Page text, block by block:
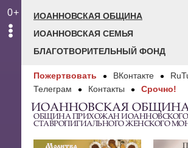
0+
ИОАННОВСКАЯ ОБЩИНА
ИОАННОВСКАЯ СЕМЬЯ
БЛАГОТВОРИТЕЛЬНЫЙ ФОНД
Пожертвовать ВКонтакте
Телеграм
Контакты Срочно!
ИОАННОВСКАЯ
ОБЩИНА ПРИХОЖАН ИОАННОВСКОГО
СТАВРОПИГИАЛЬНОГО ЖЕНСКОГО